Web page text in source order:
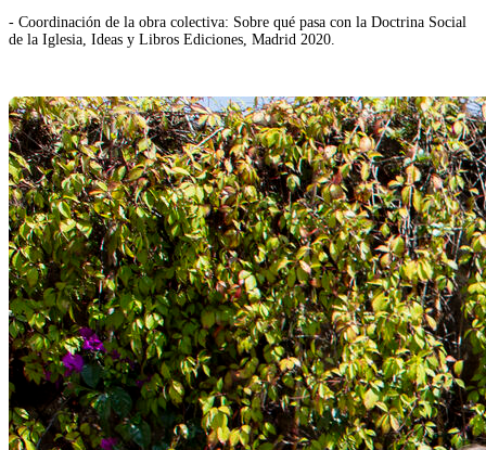
- Coordinación de la obra colectiva: Sobre qué pasa con la Doctrina Social
de la Iglesia, Ideas y Libros Ediciones, Madrid 2020.